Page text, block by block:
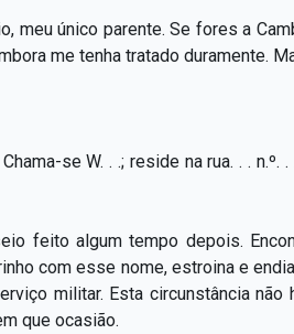
meu único parente. Se fores a
me tenha tratado duramente.
se W. . .; reside na rua. . . n.º.
feito algum tempo depois.
com esse nome, estroina e
militar. Esta circunstância não
que ocasião.